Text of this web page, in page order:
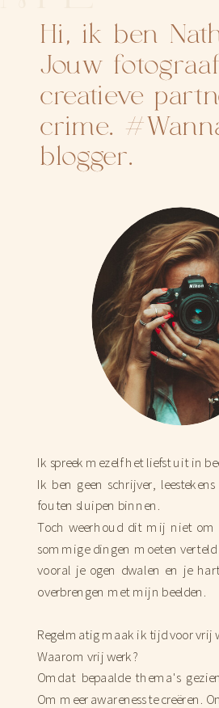
Ik spreek mezelf het liefst uit in
Ik ben geen schrijver,
fouten sluipen binnen.
Toch weerhoud dit mij niet om
sommige dingen moeten
vooral je ogen dwalen en je
overbrengen met mijn beelden.
Regelmatig maak ik tijd voor vrij
Waarom vrij werk?
Omdat bepaalde thema's
Om meer awareness te creëren.
Hi, ik ben
Jouw
creatieve
crime.
blogger.